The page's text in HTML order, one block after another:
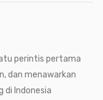
perintis pertama
dan menawarkan
di Indonesia